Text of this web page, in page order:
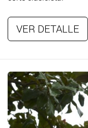
VER DETALLE